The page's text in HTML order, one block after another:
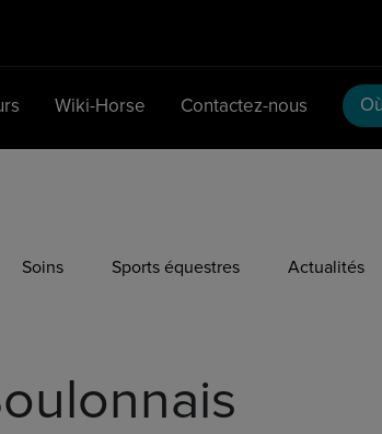
Wiki-Horse Contactez-nous
Soins Sports équestres Actualités